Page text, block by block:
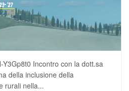
Incontro con la dott.sa
della inclusione della
rurali nella...